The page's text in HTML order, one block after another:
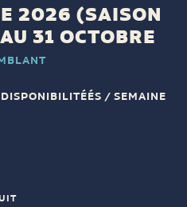
2026 (SAISON
31 OCTOBRE
/ SEMAINE